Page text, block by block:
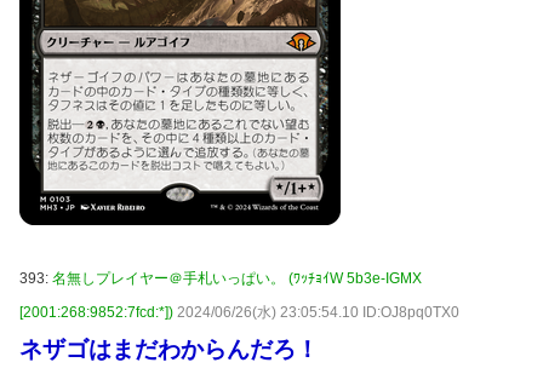
393: 名無しプレイヤー＠手札いっぱい。 (ﾜｯﾁｮｲW 5b3e-IGMX
[2001:268:9852:7fcd:*]) 2024/06/26(水) 23:05:54.10 ID:OJ8pq0TX0
ネザゴはまだわからんだろ！